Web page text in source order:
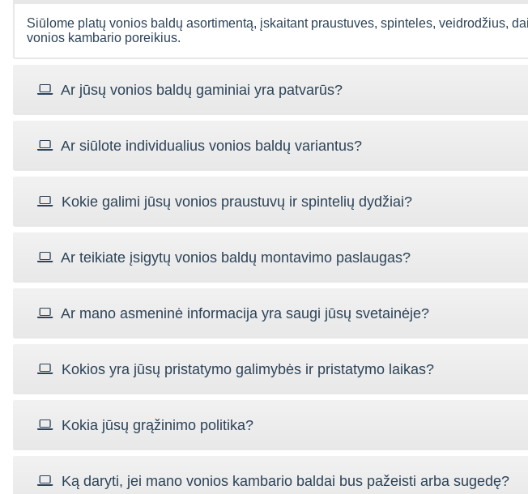
Siūlome platų vonios baldų asortimentą, įskaitant praustuves, spinteles, veidrodžius,
vonios kambario poreikius.
Ar jūsų vonios baldų gaminiai yra patvarūs?
Ar siūlote individualius vonios baldų variantus?
Kokie galimi jūsų vonios praustuvų ir spintelių dydžiai?
Ar teikiate įsigytų vonios baldų montavimo paslaugas?
Ar mano asmeninė informacija yra saugi jūsų svetainėje?
Kokios yra jūsų pristatymo galimybės ir pristatymo laikas?
Kokia jūsų grąžinimo politika?
Ką daryti, jei mano vonios kambario baldai bus pažeisti arba sugedę?